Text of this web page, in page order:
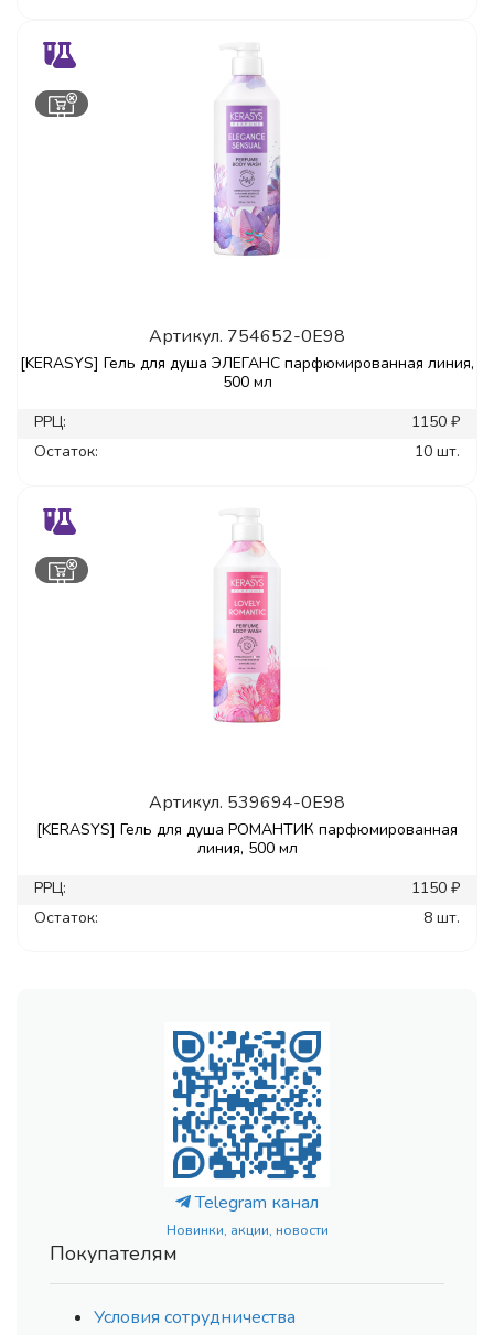
Артикул. 754652-0E98
[KERASYS] Гель для душа ЭЛЕГАНС парфюмированная линия,
500 мл
РРЦ:
1150 ₽
Остаток:
10 шт.
Артикул. 539694-0E98
[KERASYS] Гель для душа РОМАНТИК парфюмированная
линия, 500 мл
РРЦ:
1150 ₽
Остаток:
8 шт.
Telegram канал
Новинки, акции, новости
Покупателям
Условия сотрудничества